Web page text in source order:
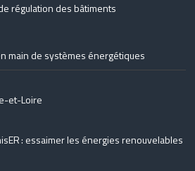
régulation des bâtiments
main de systèmes énergétiques
et-Loire
: essaimer les énergies renouvelables